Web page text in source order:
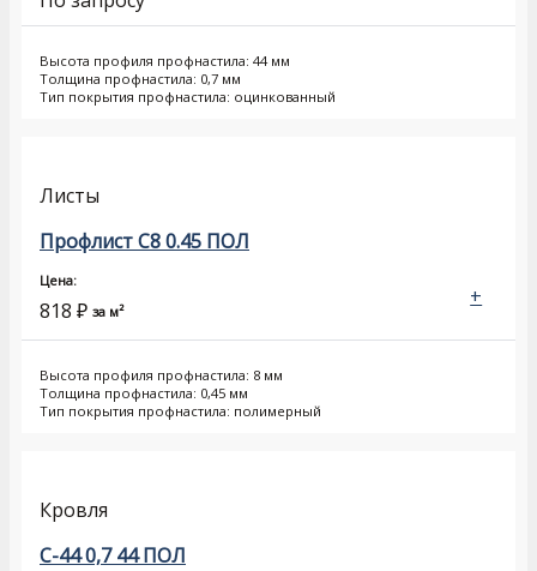
Высота профиля профнастила: 44 мм
Толщина профнастила: 0,7 мм
Тип покрытия профнастила: оцинкованный
Листы
Профлист С8 0.45 ПОЛ
Цена:
818 ₽ за м²
Высота профиля профнастила: 8 мм
Толщина профнастила: 0,45 мм
Тип покрытия профнастила: полимерный
+
Кровля
С-44 0,7 44 ПОЛ